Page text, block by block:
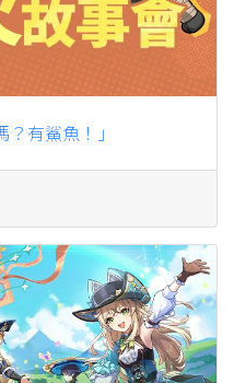
動：參與獲得綺良良衣
(草)」